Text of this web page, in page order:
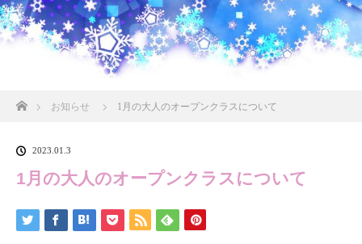
ホームお知らせ 1月の大人のオープンクラスについて
2023.01.3
1月の大人のオープンクラスについて